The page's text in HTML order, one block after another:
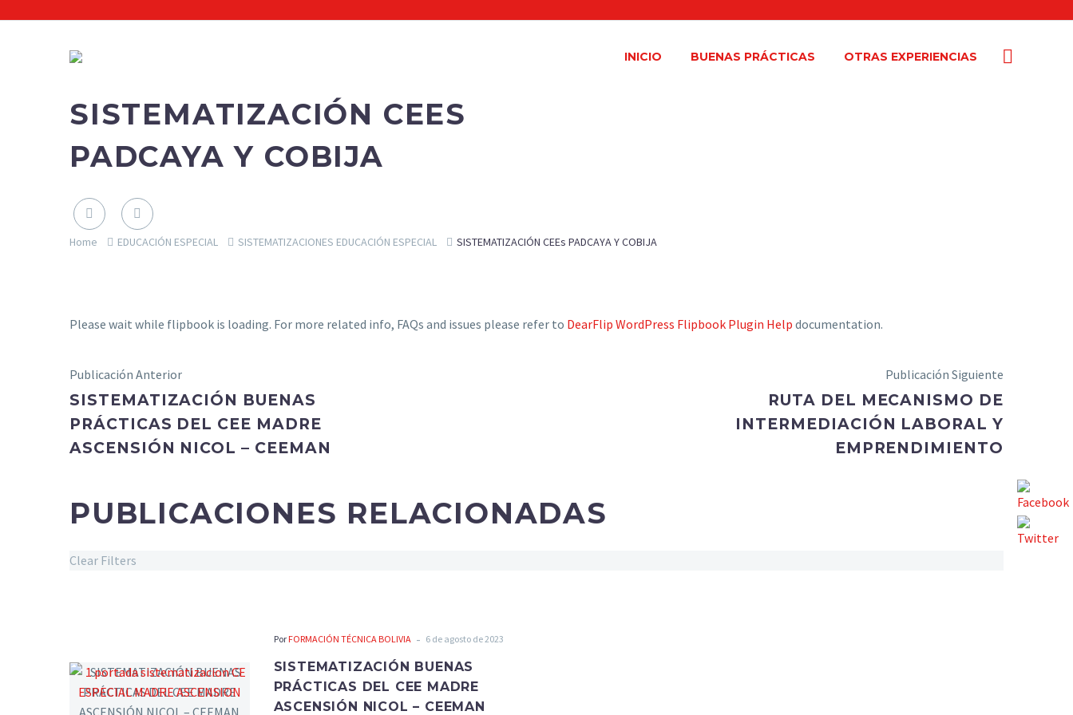
INICIO BUENAS PRÁCTICAS OTRAS EXPERIENCIAS
SISTEMATIZACIÓN CEES
PADCAYA Y COBIJA
Home EDUCACIÓN ESPECIAL SISTEMATIZACIONES EDUCACIÓN ESPECIAL SISTEMATIZACIÓN CEEs PADCAYA Y COBIJA
Please wait while flipbook is loading. For more related info, FAQs and issues please refer to DearFlip WordPress Flipbook Plugin Help documentation.
Publicación Anterior
SISTEMATIZACIÓN BUENAS
PRÁCTICAS DEL CEE MADRE
ASCENSIÓN NICOL – CEEMAN
Publicación Siguiente
RUTA DEL MECANISMO DE
INTERMEDIACIÓN LABORAL Y
EMPRENDIMIENTO
PUBLICACIONES RELACIONADAS
Clear Filters
Por FORMACIÓN TÉCNICA BOLIVIA - 6 de agosto de 2023
SISTEMATIZACIÓN BUENAS
PRÁCTICAS DEL CEE MADRE
ASCENSIÓN NICOL – CEEMAN